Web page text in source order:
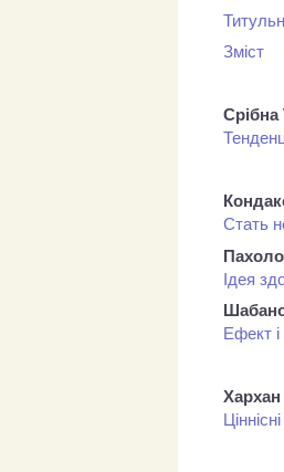
Зміст
Срібна
Стать
Ідея
Ефект і
Хархан